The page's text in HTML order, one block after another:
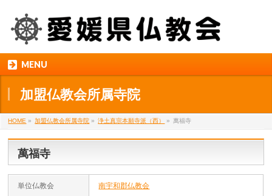
MENU
加盟仏教会所属寺院
HOME » 加盟仏教会所属寺院 » 浄土真宗本願寺派（西） » 萬福寺
萬福寺
単位仏教会 南宇和郡仏教会